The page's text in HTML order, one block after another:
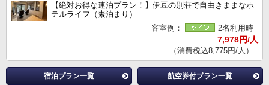
【絶対お得な連泊プラン！】伊豆の別荘で自由きままなホ
テルライフ（素泊まり）
客室例：
2名利用時
7,978円/人
（消費税込8,775円/人）
宿泊プラン一覧 航空券付プラン一覧